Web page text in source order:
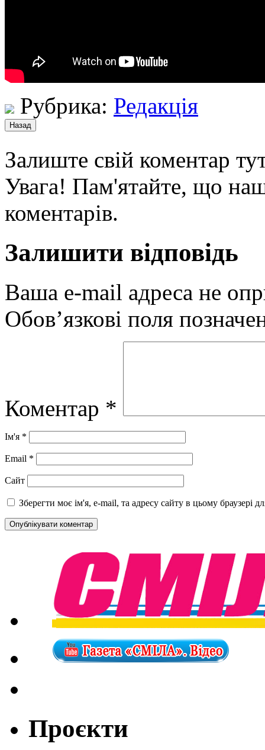
Рубрика: Редакція
Залиште свій коментар
Увага! Пам'ятайте, що
коментарів.
Залишити відповідь
Ваша e-mail адреса не
Обов’язкові поля
Коментар *
Ім'я *
Email *
Сайт
Зберегти моє ім'я, e-mail, та адресу сайту в цьому браузері
Проєкти